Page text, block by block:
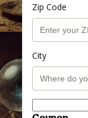
Zip Code
City